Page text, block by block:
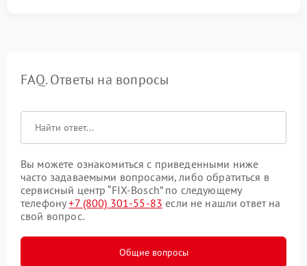
FAQ. Ответы на вопросы
Вы можете ознакомиться с приведенными ниже
часто задаваемыми вопросами, либо обратиться в
сервисный центр “FIX-Bosch” по следующему
телефону+7 (800) 301-55-83 если не нашли ответ на
свой вопрос.
Общие вопросы